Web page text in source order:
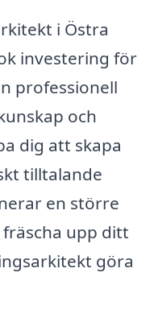
i Östra
investering för
professionell
och
dig att skapa
tilltalande
en större
upp ditt
göra